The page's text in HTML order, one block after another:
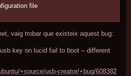
file
vaig trobar que existeix aquest bug:
key on lucid fail to boot – different
+source/usb-creator/+bug/608382